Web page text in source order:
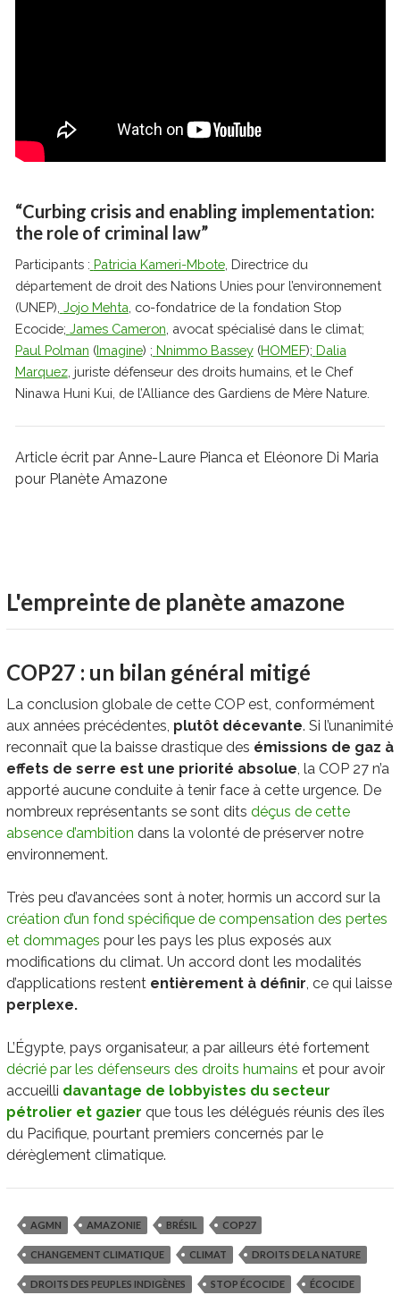
“Curbing crisis and enabling implementation:
the role of criminal law”
Participants : Patricia Kameri-Mbote, Directrice du
département de droit des Nations Unies pour l’environnement
(UNEP), Jojo Mehta , co-fondatrice de la fondation Stop
Ecocide; James Cameron , avocat spécialisé dans le climat;
Paul Polman (Imagine) ; Nnimmo Bassey(HOMEF); Dalia
Marquez, juriste défenseur des droits humains, et le Chef
Ninawa Huni Kui, de l’Alliance des Gardiens de Mère Nature.
Article écrit par Anne-Laure Pianca et Eléonore Di Maria
pour Planète Amazone
L'empreintede planète amazone
COP27 : un bilan général mitigé
La conclusion globale de cette COP est, conformément
aux années précédentes, plutôt décevante. Si l’unanimité
reconnaît que la baisse drastique des émissions de gaz à
effets de serre est une priorité absolue, la COP 27 n’a
apporté aucune conduite à tenir face à cette urgence. De
nombreux représentants se sont dits déçus de cette
absence d’ambition dans la volonté de préserver notre
environnement.
Très peu d’avancées sont à noter, hormis un accord sur la
création d’un fond spécifique de compensation des pertes
et dommages pour les pays les plus exposés aux
modifications du climat. Un accord dont les modalités
d’applications restent entièrement à définir, ce qui laisse
perplexe.
L’Égypte, pays organisateur, a par ailleurs été fortement
décrié par les défenseurs des droits humains et pour avoir
accueilli davantage de lobbyistes du secteur
pétrolier et gazier que tous les délégués réunis des îles
du Pacifique, pourtant premiers concernés par le
dérèglement climatique.
AGMN AMAZONIE BRÉSIL COP27
CHANGEMENT CLIMATIQUE CLIMAT DROITS DE LA NATURE
DROITS DES PEUPLES INDIGÈNES STOP ÉCOCIDE ÉCOCIDE